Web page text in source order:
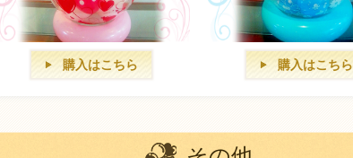
購入はこちら 購入はこちら